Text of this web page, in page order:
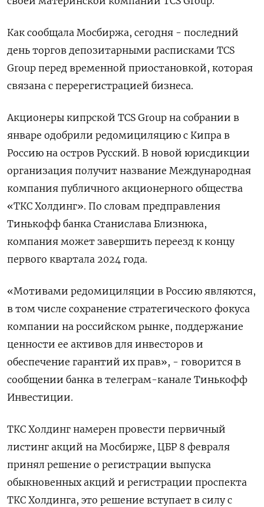
Как сообщала Мосбиржа, cегодня - последний
день торгов депозитарными расписками TCS
Group перед временной приостановкой, которая
связана с перерегистрацией бизнеса.
Акционеры кипрской TCS Group на собрании в
январе одобрили редомициляцию с Кипра в
Россию на остров Русский. В новой юрисдикции
организация получит название Международная
компания публичного акционерного общества
«ТКС Холдинг». По словам предправления
Тинькофф банка Станислава Близнюка,
компания может завершить переезд к концу
первого квартала 2024 года.
«Мотивами редомициляции в Россию являются,
в том числе сохранение стратегического фокуса
компании на российском рынке, поддержание
ценности ее активов для инвесторов и
обеспечение гарантий их прав», - говорится в
сообщении банка в телеграм-канале Тинькофф
Инвестиции.
ТКС Холдинг намерен провести первичный
листинг акций на Мосбирже, ЦБР 8 февраля
принял решение о регистрации выпуска
обыкновенных акций и регистрации проспекта
ТКС Холдинга, это решение вступает в силу с